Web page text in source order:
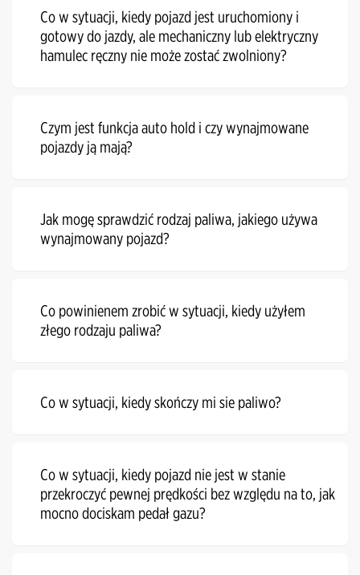
Co w sytuacji, kiedy pojazd jest uruchomiony i
gotowy do jazdy, ale mechaniczny lub elektryczny
hamulec ręczny nie może zostać zwolniony?
Czym jest funkcja auto hold i czy wynajmowane
pojazdy ją mają?
Jak mogę sprawdzić rodzaj paliwa, jakiego używa
wynajmowany pojazd?
Co powinienem zrobić w sytuacji, kiedy użyłem
złego rodzaju paliwa?
Co w sytuacji, kiedy skończy mi sie paliwo?
Co w sytuacji, kiedy pojazd nie jest w stanie
przekroczyć pewnej prędkości bez względu na to, jak
mocno dociskam pedał gazu?